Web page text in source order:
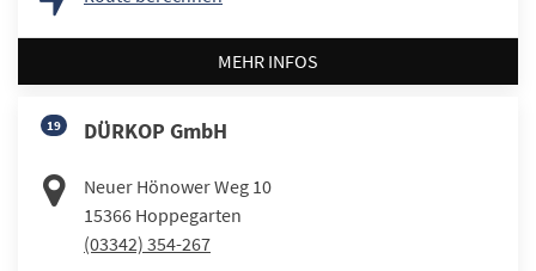
MEHR INFOS
19 DÜRKOP GmbH
Neuer Hönower Weg 10
15366 Hoppegarten
(03342) 354-267